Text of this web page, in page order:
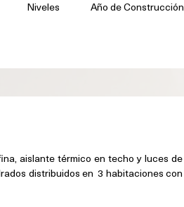
Niveles Año de Construcción
aislante térmico en techo y luces de
distribuidos en  3 habitaciones con